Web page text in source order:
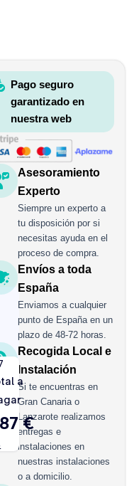
Asesoramiento
Experto
Siempre un experto a
tu disposición por si
necesitas ayuda en el
proceso de compra.
Envíos a toda
España
Enviamos a cualquier
punto de España en un
plazo de 48-72 horas.
Recogida Local e
Instalación
Si te encuentras en
Gran Canaria o
Lanzarote realizamos
entregas e
instalaciones en
nuestras instalaciones
o a domicilio.
Pago seguro
garantizado en
nuestra web